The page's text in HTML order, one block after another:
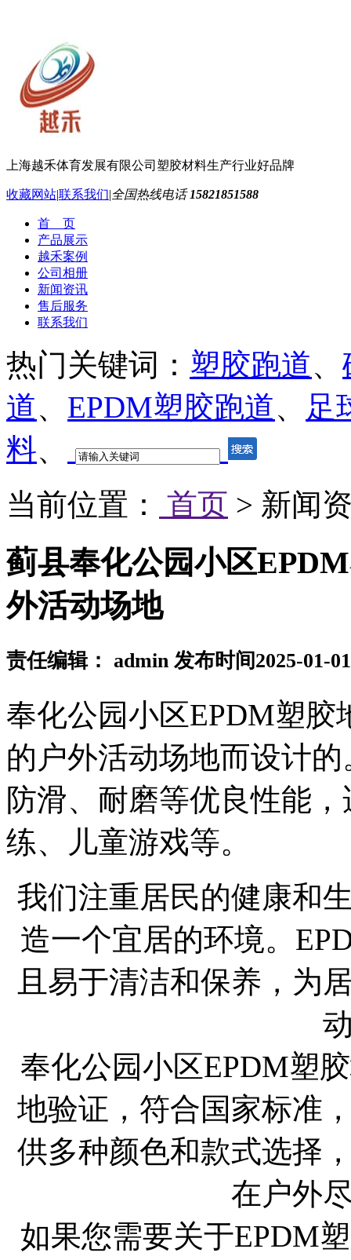
上海越禾体育发展有限公司 塑胶材料生产行业好品牌
收藏网站|联系我们|全国热线电话15821851588
首 页
产品展示
越禾案例
公司相册
新闻资讯
售后服务
联系我们
热门关键词： 塑胶跑道、
道、 EPDM塑胶跑道、 足
料、
当前位置：
首页 > 新闻
蓟县奉化公园小区
外活动场地
责任编辑： admin 发布时间2025-01-
奉化公园小区EPDM塑
的户外活动场地而设计
防滑、耐磨等优良性能
练、儿童游戏等。
我们注重居民的健康和
造一个宜居的环境。
且易于清洁和保养，为
奉化公园小区EPDM塑
地验证，符合国家标准
供多种颜色和款式选择
在户外
如果您需要关于EPDM